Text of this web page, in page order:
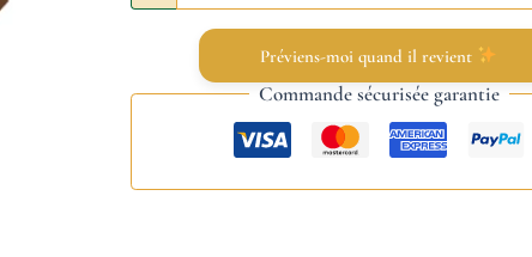
Préviens-moi quand il revient
Commande sécurisée garantie